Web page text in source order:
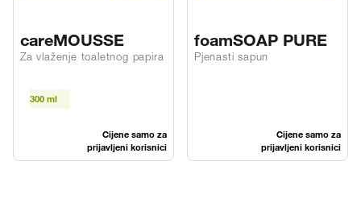
careMOUSSE
Za vlaženje toaletnog papira
300 ml
Cijene samo za
prijavljeni korisnici
foamSOAP PURE
Pjenasti sapun
Cijene samo za
prijavljeni korisnici